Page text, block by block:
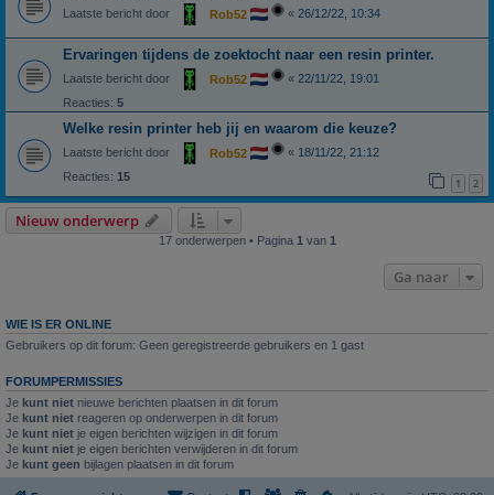
Laatste bericht door Rob52 « 26/12/22, 10:34
Ervaringen tijdens de zoektocht naar een resin printer.
Laatste bericht door Rob52 « 22/11/22, 19:01
Reacties: 5
Welke resin printer heb jij en waarom die keuze?
Laatste bericht door Rob52 « 18/11/22, 21:12
Reacties: 15 1 2
Nieuw onderwerp
17 onderwerpen • Pagina 1 van 1
Ga naar
WIE IS ER ONLINE
Gebruikers op dit forum: Geen geregistreerde gebruikers en 1 gast
FORUMPERMISSIES
Je kunt niet nieuwe berichten plaatsen in dit forum
Je kunt niet reageren op onderwerpen in dit forum
Je kunt niet je eigen berichten wijzigen in dit forum
Je kunt niet je eigen berichten verwijderen in dit forum
Je kunt geen bijlagen plaatsen in dit forum